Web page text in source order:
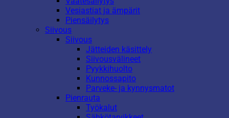
Vesiastiat ja ämpärit
Piensäilytys
Siivous
Siivous
Jätteiden käsittely
Siivousvälineet
Pyykkihuolto
Kunnossapito
Parveke- ja kynnysmatot
Pienrauta
Työkalut